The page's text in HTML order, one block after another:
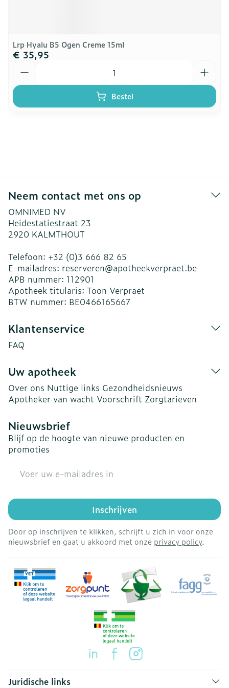
Lrp Hyalu B5 Ogen Creme 15ml
€ 35,95
Bestel
Neem contact met ons op
OMNIMED NV
Heidestatiestraat 23
2920 KALMTHOUT
Telefoon: +32 (0)3 666 82 65
E-mailadres: reserveren@apotheekverpraet.be
APB nummer: 112901
Apotheek titularis: Toon Verpraet
BTW nummer: BE0466165667
Klantenservice
FAQ
Uw apotheek
Over ons Nuttige links Gezondheidsnieuws
Apotheker van wacht Voorschrift Zorgtarieven
Nieuwsbrief
Blijf op de hoogte van nieuwe producten en
promoties
Inschrijven
Door op inschrijven te klikken, schrijft u zich in voor onze
nieuwsbrief en gaat u akkoord met onze privacy policy.
Juridische links